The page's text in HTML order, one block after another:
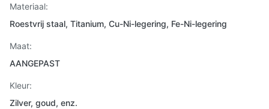
Materiaal:
Roestvrij staal, Titanium, Cu-Ni-legering, Fe-Ni-legering
Maat:
AANGEPAST
Kleur:
Zilver, goud, enz.